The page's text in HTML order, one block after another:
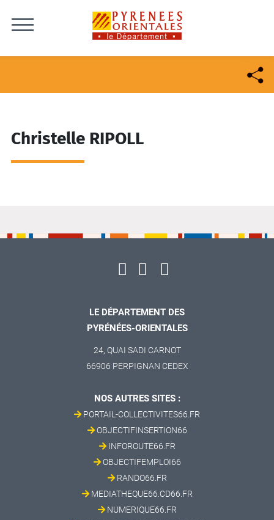
Christelle RIPOLL
LE DÉPARTEMENT DES
PYRÉNÉES-ORIENTALES
24, QUAI SADI CARNOT
66906 PERPIGNAN CEDEX
NOS AUTRES SITES :
PORTAIL-COLLECTIVITES66.FR
OBJECTIFINSERTION66
INFOROUTE66.FR
OBJECTIFEMPLOI66
RANDO66.FR
MEDIATHEQUE66.CD66.FR
NUMERIQUE66.FR